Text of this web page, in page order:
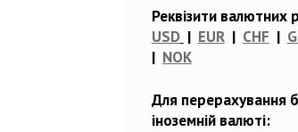
Реквізити валютних
USD | EUR| CHF |
| NOK
Для перерахування
іноземній валюті: